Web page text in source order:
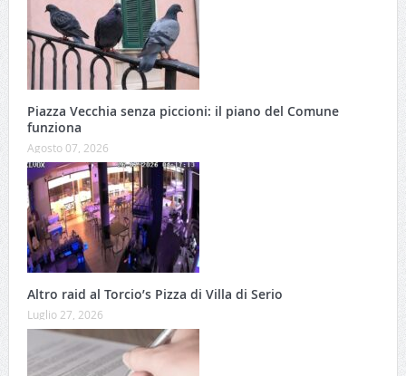
Piazza Vecchia senza piccioni: il piano del Comune
funziona
Agosto 07, 2026
Altro raid al Torcio’s Pizza di Villa di Serio
Luglio 27, 2026